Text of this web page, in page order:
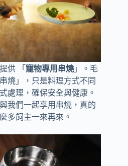
供 「 寵物專用串燒 」。毛
燒」，只是料理方式不同
處理，確保安全與健康。
我們一起享用串燒，真的
多飼主一來再來。